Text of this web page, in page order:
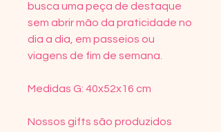
busca uma peça de destaque
sem abrir mão da praticidade no
dia a dia, em passeios ou
viagens de fim de semana.
Medidas G: 40x52x16 cm
Nossos gifts são produzidos